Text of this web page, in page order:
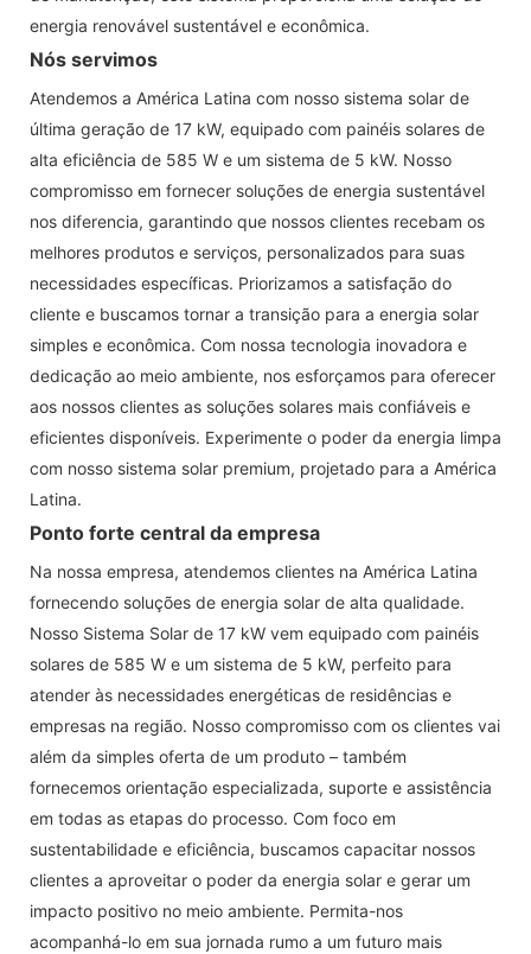
energia renovável sustentável e econômica.
Nós servimos
Atendemos a América Latina com nosso sistema solar de
última geração de 17 kW, equipado com painéis solares de
alta eficiência de 585 W e um sistema de 5 kW. Nosso
compromisso em fornecer soluções de energia sustentável
nos diferencia, garantindo que nossos clientes recebam os
melhores produtos e serviços, personalizados para suas
necessidades específicas. Priorizamos a satisfação do
cliente e buscamos tornar a transição para a energia solar
simples e econômica. Com nossa tecnologia inovadora e
dedicação ao meio ambiente, nos esforçamos para oferecer
aos nossos clientes as soluções solares mais confiáveis ​​e
eficientes disponíveis. Experimente o poder da energia limpa
com nosso sistema solar premium, projetado para a América
Latina.
Ponto forte central da empresa
Na nossa empresa, atendemos clientes na América Latina
fornecendo soluções de energia solar de alta qualidade.
Nosso Sistema Solar de 17 kW vem equipado com painéis
solares de 585 W e um sistema de 5 kW, perfeito para
atender às necessidades energéticas de residências e
empresas na região. Nosso compromisso com os clientes vai
além da simples oferta de um produto – também
fornecemos orientação especializada, suporte e assistência
em todas as etapas do processo. Com foco em
sustentabilidade e eficiência, buscamos capacitar nossos
clientes a aproveitar o poder da energia solar e gerar um
impacto positivo no meio ambiente. Permita-nos
acompanhá-lo em sua jornada rumo a um futuro mais